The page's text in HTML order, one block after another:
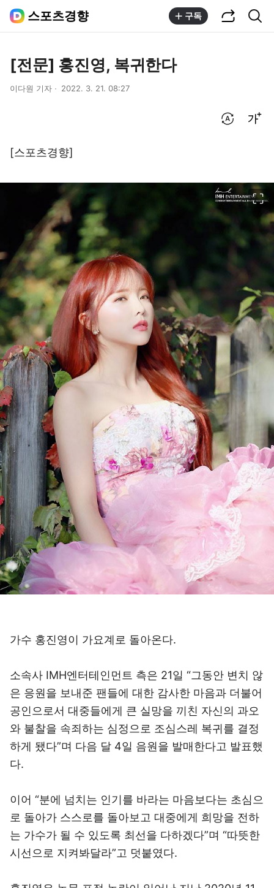
스포츠경향 구독
[전문] 홍진영, 복귀한다
이다원 기자 2022. 3. 21. 08:27
[스포츠경향]
가수 홍진영이 가요계로 돌아온다.
소속사 IMH엔터테인먼트 측은 21일 “그동안 변치 않
은 응원을 보내준 팬들에 대한 감사한 마음과 더불어
공인으로서 대중들에게 큰 실망을 끼친 자신의 과오
와 불찰을 속죄하는 심정으로 조심스레 복귀를 결정
하게 됐다”며 다음 달 4일 음원을 발매한다고 발표했
다.
이어 “분에 넘치는 인기를 바라는 마음보다는 초심으
로 돌아가 스스로를 돌아보고 대중에게 희망을 전하
는 가수가 될 수 있도록 최선을 다하겠다”며 “따뜻한
시선으로 지켜봐달라”고 덧붙였다.